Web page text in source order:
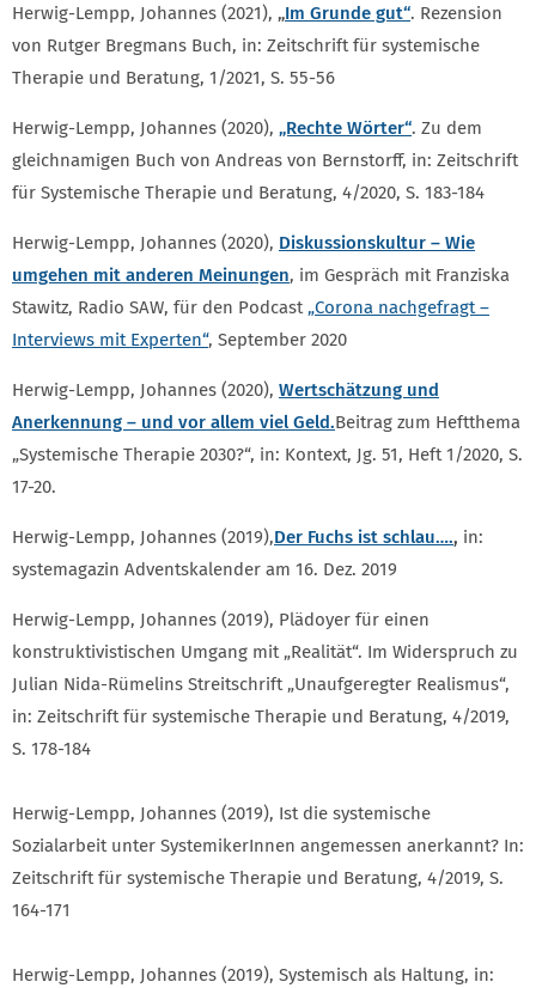
Herwig-Lempp, Johannes (2021), „Im Grunde gut“. Rezension
von Rutger Bregmans Buch, in: Zeitschrift für systemische
Therapie und Beratung, 1/2021, S. 55-56
Herwig-Lempp, Johannes (2020), „Rechte Wörter“. Zu dem
gleichnamigen Buch von Andreas von Bernstorff, in: Zeitschrift
für Systemische Therapie und Beratung, 4/2020, S. 183-184
Herwig-Lempp, Johannes (2020), Diskussionskultur – Wie
umgehen mit anderen Meinungen, im Gespräch mit Franziska
Stawitz, Radio SAW, für den Podcast „Corona nachgefragt –
Interviews mit Experten“, September 2020
Herwig-Lempp, Johannes (2020), Wertschätzung und
Anerkennung – und vor allem viel Geld.Beitrag zum Heftthema
„Systemische Therapie 2030?“, in: Kontext, Jg. 51, Heft 1/2020, S.
17-20.
Herwig-Lempp, Johannes (2019),Der Fuchs ist schlau…., in:
systemagazin Adventskalender am 16. Dez. 2019
Herwig-Lempp, Johannes (2019), Plädoyer für einen
konstruktivistischen Umgang mit „Realität“. Im Widerspruch zu
Julian Nida-Rümelins Streitschrift „Unaufgeregter Realismus“,
in: Zeitschrift für systemische Therapie und Beratung, 4/2019,
S. 178-184
Herwig-Lempp, Johannes (2019), Ist die systemische
Sozialarbeit unter SystemikerInnen angemessen anerkannt? In:
Zeitschrift für systemische Therapie und Beratung, 4/2019, S.
164-171
Herwig-Lempp, Johannes (2019), Systemisch als Haltung, in: